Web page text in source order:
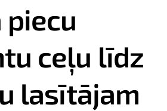
ceļu līdz
lasītājam